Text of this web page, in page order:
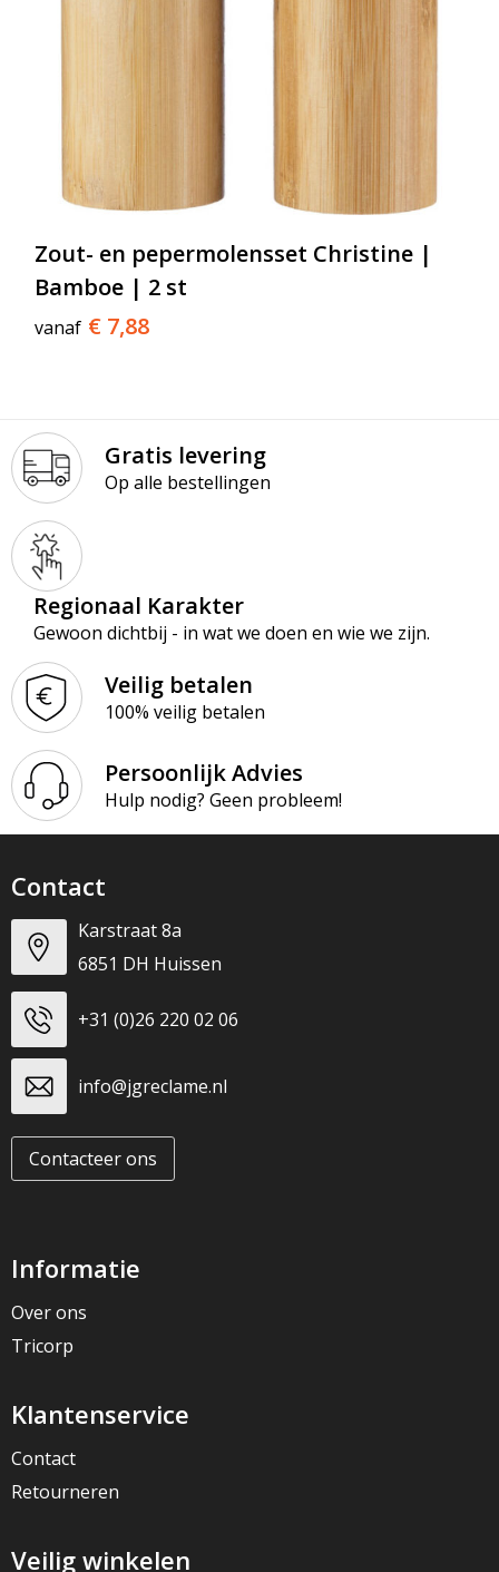
Zout- en pepermolensset Christine |
Bamboe | 2 st
vanaf € 7,88
Gratis levering
Op alle bestellingen
Regionaal Karakter
Gewoon dichtbij - in wat we doen en wie we zijn.
Veilig betalen
100% veilig betalen
Persoonlijk Advies
Hulp nodig? Geen probleem!
Contact
Karstraat 8a
6851 DH Huissen
+31 (0)26 220 02 06
info@jgreclame.nl
Contacteer ons
Informatie
Over ons
Tricorp
Klantenservice
Contact
Retourneren
Veilig winkelen